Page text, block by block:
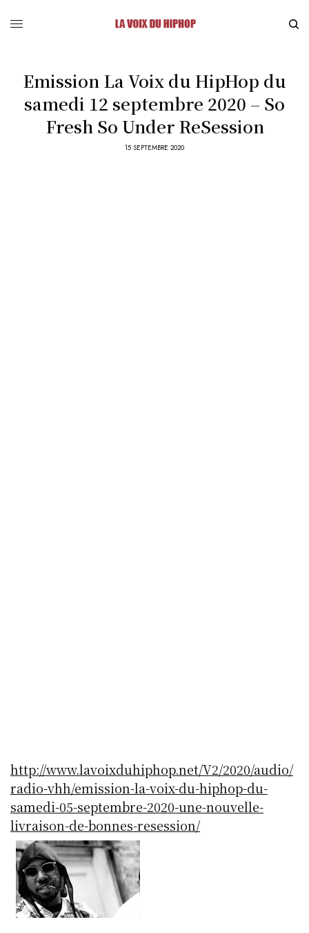
Emission La Voix du HipHop du
samedi 12 septembre 2020 – So
Fresh So Under ReSession
15 SEPTEMBRE 2020
http://www.lavoixduhiphop.net/V2/2020/audio/
radio-vhh/emission-la-voix-du-hiphop-du-
samedi-05-septembre-2020-une-nouvelle-
livraison-de-bonnes-resession/